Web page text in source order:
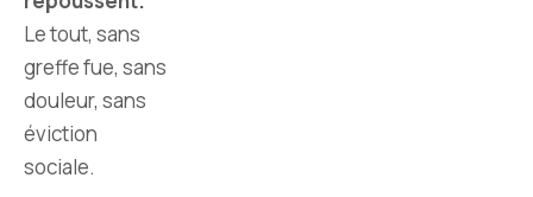
Le tout, sans
greffe fue, sans
douleur, sans
éviction
sociale.